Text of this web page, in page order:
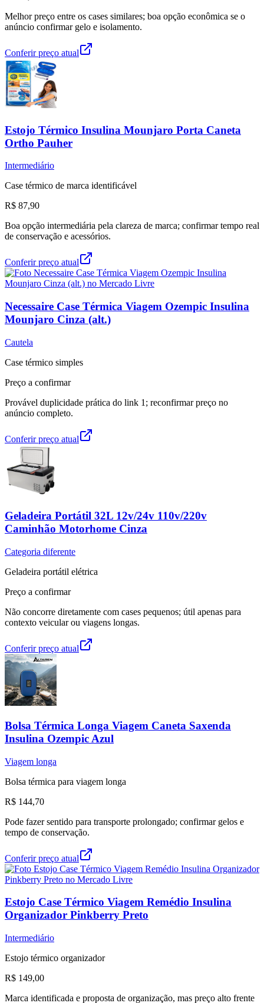
Melhor preço entre os cases similares; boa opção econômica se o
anúncio confirmar gelo e isolamento.
Conferir preço atual
Estojo Térmico Insulina Mounjaro Porta Caneta
Ortho Pauher
Intermediário
Case térmico de marca identificável
R$ 87,90
Boa opção intermediária pela clareza de marca; confirmar tempo real
de conservação e acessórios.
Conferir preço atual
Necessaire Case Térmica Viagem Ozempic Insulina
Mounjaro Cinza (alt.)
Cautela
Case térmico simples
Preço a confirmar
Provável duplicidade prática do link 1; reconfirmar preço no
anúncio completo.
Conferir preço atual
Geladeira Portátil 32L 12v/24v 110v/220v
Caminhão Motorhome Cinza
Categoria diferente
Geladeira portátil elétrica
Preço a confirmar
Não concorre diretamente com cases pequenos; útil apenas para
contexto veicular ou viagens longas.
Conferir preço atual
Bolsa Térmica Longa Viagem Caneta Saxenda
Insulina Ozempic Azul
Viagem longa
Bolsa térmica para viagem longa
R$ 144,70
Pode fazer sentido para transporte prolongado; confirmar gelos e
tempo de conservação.
Conferir preço atual
Estojo Case Térmico Viagem Remédio Insulina
Organizador Pinkberry Preto
Intermediário
Estojo térmico organizador
R$ 149,00
Marca identificada e proposta de organização, mas preço alto frente